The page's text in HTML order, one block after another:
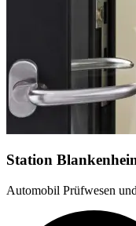
Station
Automobil Prüfwesen